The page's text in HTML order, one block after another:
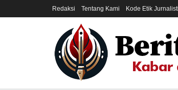
Redaksi Tentang Kami Kode Etik